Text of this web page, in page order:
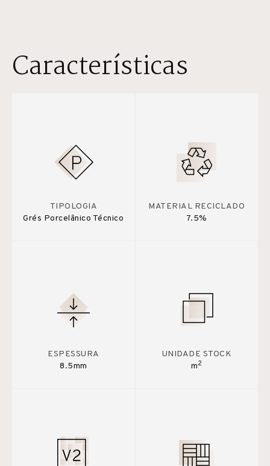
Características
TIPOLOGIA
Grés Porcelânico Técnico
MATERIAL RECICLADO
7.5%
ESPESSURA
8.5mm
UNIDADE STOCK
m2